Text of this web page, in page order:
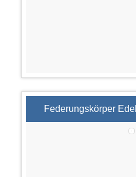
Federungskörper